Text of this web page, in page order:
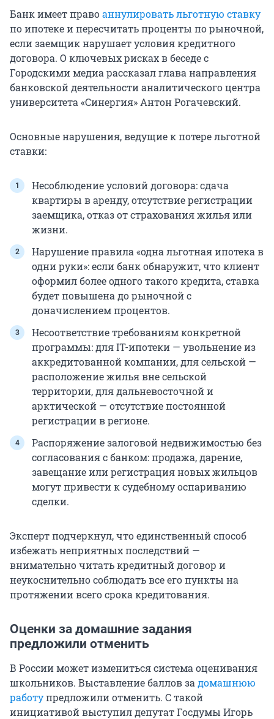
Банк имеет правоаннулировать льготную ставку
по ипотеке и пересчитать проценты по рыночной,
если заемщик нарушает условия кредитного
договора. О ключевых рисках в беседе с
Городскими медиа рассказал глава направления
банковской деятельности аналитического центра
университета «Синергия» Антон Рогачевский.
Основные нарушения, ведущие к потере льготной
ставки:
Несоблюдение условий договора: сдача
квартиры в аренду, отсутствие регистрации
заемщика, отказ от страхования жилья или
жизни.
Нарушение правила «одна льготная ипотека в
одни руки»: если банк обнаружит, что клиент
оформил более одного такого кредита, ставка
будет повышена до рыночной с
доначислением процентов.
Несоответствие требованиям конкретной
программы: для IT-ипотеки — увольнение из
аккредитованной компании, для сельской —
расположение жилья вне сельской
территории, для дальневосточной и
арктической — отсутствие постоянной
регистрации в регионе.
Распоряжение залоговой недвижимостью без
согласования с банком: продажа, дарение,
завещание или регистрация новых жильцов
могут привести к судебному оспариванию
сделки.
Эксперт подчеркнул, что единственный способ
избежать неприятных последствий —
внимательно читать кредитный договор и
неукоснительно соблюдать все его пункты на
протяжении всего срока кредитования.
Оценки за домашние задания
предложили отменить
В России может измениться система оценивания
школьников. Выставление баллов за домашнюю
работупредложили отменить. С такой
инициативой выступил депутат Госдумы Игорь